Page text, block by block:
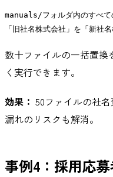
manuals/フォルダ内のすべて
数十ファイルの一括置換
く実行できます。
効果： 50ファイルの社
漏れのリスクも解消。
事例4：採用応